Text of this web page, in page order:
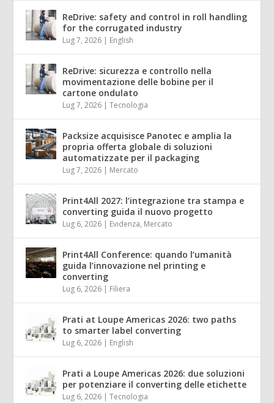
ReDrive: safety and control in roll handling
for the corrugated industry
Lug 7, 2026 | English
ReDrive: sicurezza e controllo nella
movimentazione delle bobine per il
cartone ondulato
Lug 7, 2026 |Tecnologia
Packsize acquisisce Panotec e amplia la
propria offerta globale di soluzioni
automatizzate per il packaging
Lug 7, 2026 | Mercato
Print4All 2027: l’integrazione tra stampa e
converting guida il nuovo progetto
Lug 6, 2026 | Evidenza, Mercato
Print4All Conference: quando l’umanità
guida l’innovazione nel printing e
converting
Lug 6, 2026 | Filiera
Prati at Loupe Americas 2026: two paths
to smarter label converting
Lug 6, 2026 | English
Prati a Loupe Americas 2026: due soluzioni
per potenziare il converting delle etichette
Lug 6, 2026 |Tecnologia